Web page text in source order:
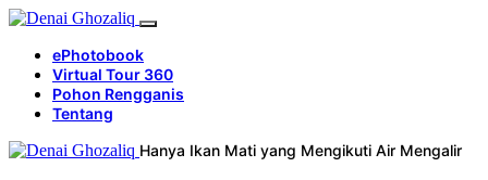
ePhotobook
Virtual Tour 360
Pohon Rengganis
Tentang
Hanya Ikan Mati yang Mengikuti Air Mengalir